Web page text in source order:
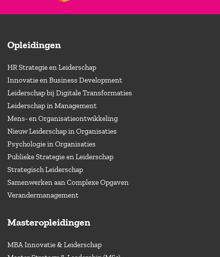
Opleidingen
HR Strategie en Leiderschap
Innovatie en Business Development
Leiderschap bij Digitale Transformaties
Leiderschap in Management
Mens- en Organisatieontwikkeling
Nieuw Leiderschap in Organisaties
Psychologie in Organisaties
Publieke Strategie en Leiderschap
Strategisch Leiderschap
Samenwerken aan Complexe Opgaven
Verandermanagement
Masteropleidingen
MBA Innovatie & Leiderschap